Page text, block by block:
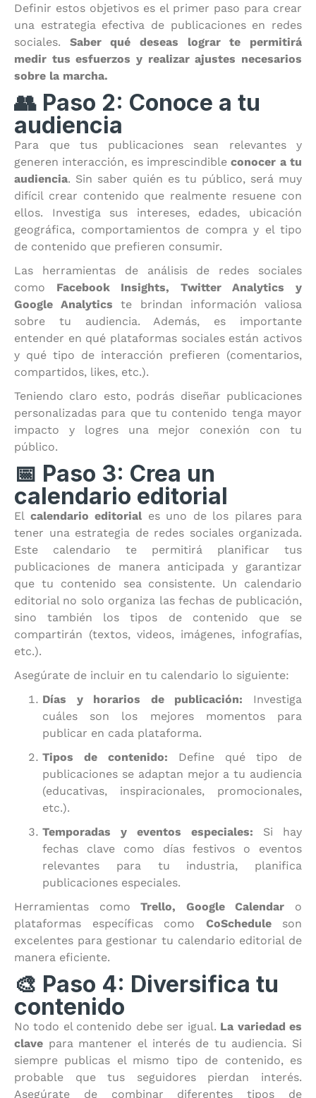
Definir estos objetivos es el primer paso para crear
una estrategia efectiva de publicaciones en redes
sociales. Saber qué deseas lograr te permitirá
medir tus esfuerzos y realizar ajustes necesarios
sobre la marcha.
👥 Paso 2: Conoce a tu
audiencia
Para que tus publicaciones sean relevantes y
generen interacción, es imprescindibleconocer a tu
audiencia. Sin saber quién es tu público, será muy
difícil crear contenido que realmente resuene con
ellos. Investiga sus intereses, edades, ubicación
geográfica, comportamientos de compra y el tipo
de contenido que prefieren consumir.
Las herramientas de análisis de redes sociales
como Facebook Insights, Twitter Analytics y
Google Analytics te brindan información valiosa
sobre tu audiencia. Además, es importante
entender en qué plataformas sociales están activos
y qué tipo de interacción prefieren (comentarios,
compartidos, likes, etc.).
Teniendo claro esto, podrás diseñar publicaciones
personalizadas para que tu contenido tenga mayor
impacto y logres una mejor conexión con tu
público.
📅 Paso 3: Crea un
calendario editorial
El calendario editorial es uno de los pilares para
tener una estrategia de redes sociales organizada.
Este calendario te permitirá planificar tus
publicaciones de manera anticipada y garantizar
que tu contenido sea consistente. Un calendario
editorial no solo organiza las fechas de publicación,
sino también los tipos de contenido que se
compartirán (textos, videos, imágenes, infografías,
etc.).
Asegúrate de incluir en tu calendario lo siguiente:
Días y horarios de publicación: Investiga
cuáles son los mejores momentos para
publicar en cada plataforma.
Tipos de contenido: Define qué tipo de
publicaciones se adaptan mejor a tu audiencia
(educativas, inspiracionales, promocionales,
etc.).
Temporadas y eventos especiales: Si hay
fechas clave como días festivos o eventos
relevantes para tu industria, planifica
publicaciones especiales.
Herramientas comoTrello, Google Calendar o
plataformas específicas como CoScheduleson
excelentes para gestionar tu calendario editorial de
manera eficiente.
🎨 Paso 4: Diversifica tu
contenido
No todo el contenido debe ser igual. La variedad es
clave para mantener el interés de tu audiencia. Si
siempre publicas el mismo tipo de contenido, es
probable que tus seguidores pierdan interés.
Asegúrate de combinar diferentes tipos de